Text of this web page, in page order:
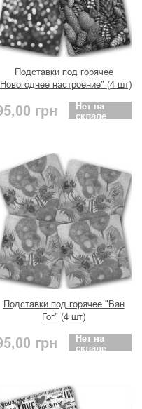
Подставки под горячее
настроение" (4 шт)
грн
Нет на
складе
Подставки под горячее "Ван
Гог" (4 шт)
грн
Нет на
складе